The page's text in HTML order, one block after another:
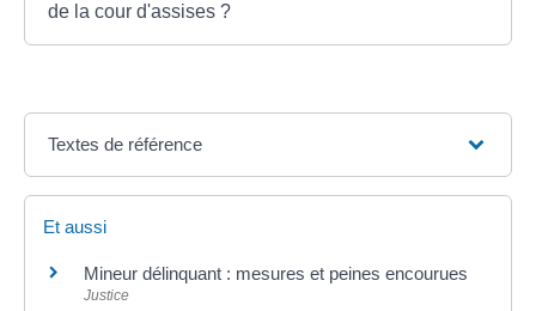
de la cour d'assises ?
Textes de référence
Et aussi
Mineur délinquant : mesures et peines encourues
Justice